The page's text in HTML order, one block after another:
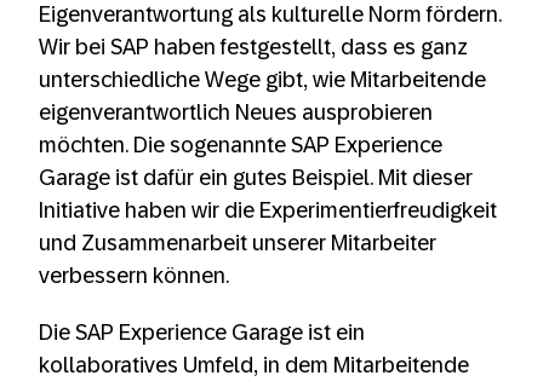
Eigenverantwortung als kulturelle Norm fördern.
Wir bei SAP haben festgestellt, dass es ganz
unterschiedliche Wege gibt, wie Mitarbeitende
eigenverantwortlich Neues ausprobieren
möchten. Die sogenannte SAP Experience
Garage ist dafür ein gutes Beispiel. Mit dieser
Initiative haben wir die Experimentierfreudigkeit
und Zusammenarbeit unserer Mitarbeiter
verbessern können.
Die SAP Experience Garage ist ein
kollaboratives Umfeld, in dem Mitarbeitende